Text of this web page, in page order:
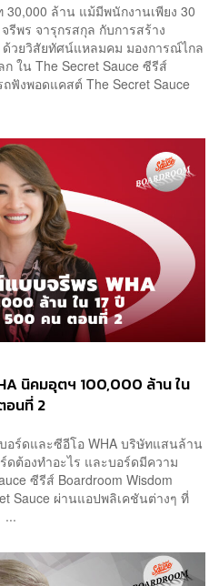
30,000 ล้าน แม้มีพนักงานเพียง 30
พร จารุกรสกุล กับการสร้าง
วยวิสัยทัศน์แหลมคม มองการณ์ไกล
ใน The Secret Sauce ซีรีส์
งพอดแคสต์ The Secret Sauce
นิคมอุตฯ 100,000 ล้าน ใน
อนที่ 2
อร์ดและซีอีโอ WHA บริษัทแสนล้าน
ดต้องทำอะไร และบอร์ดมีความ
ซีรีส์ Boardroom Wisdom
Sauce ผ่านแอปพลิเคชันต่างๆ ที่
...